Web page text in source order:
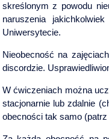
skreślonym z powodu
naruszenia
Uniwersytecie.
Nieobecność na
discordzie.
W ćwiczeniach można
stacjonarnie lub zdalnie
obecności tak samo (patrz